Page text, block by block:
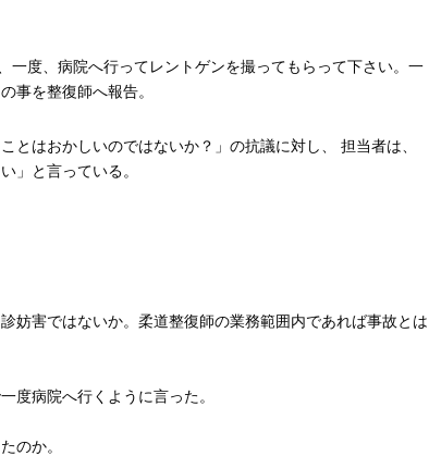
一度、病院へ行ってレントゲンを撮ってもらって下さい。一
事を整復師へ報告。
とはおかしいのではないか？」の抗議に対し、 担当者は、
」と言っている。
妨害ではないか。柔道整復師の業務範囲内であれば事故とは
度病院へ行くように言った。
のか。